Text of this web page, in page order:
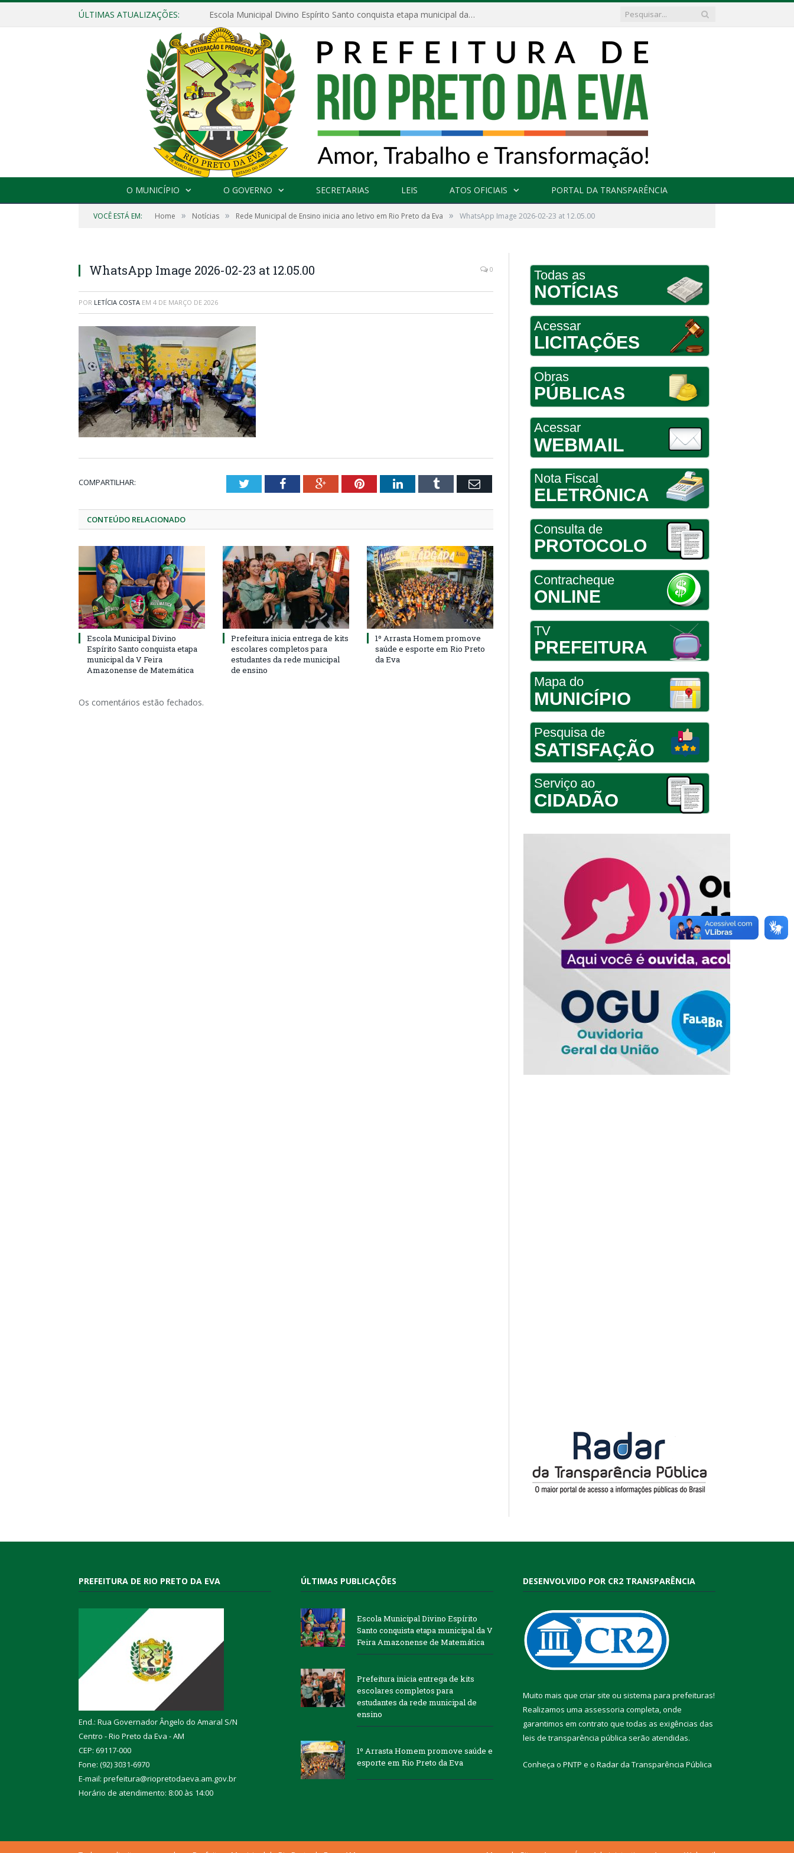
ÚLTIMAS ATUALIZAÇÕES: Escola Municipal Divino Espírito Santo conquista etapa municipal da V Feira Amazonense de Matemática
O MUNICÍPIO O GOVERNO SECRETARIAS LEIS ATOS OFICIAIS PORTAL DA TRANSPARÊNCIA
VOCÊ ESTÁ EM: Home » Notícias » Rede Municipal de Ensino inicia ano letivo em Rio Preto da Eva » WhatsApp Image 2026-02-23 at 12.05.00
WhatsApp Image 2026-02-23 at 12.05.00 0
POR LETÍCIA COSTA EM 4 DE MARÇO DE 2026
COMPARTILHAR: TwitterFacebookGoogle+PinterestLinkedInTumblr Email
CONTEÚDO RELACIONADO
Escola Municipal Divino
Espírito Santo conquista etapa
municipal da V Feira
Amazonense de Matemática
Prefeitura inicia entrega de kits
escolares completos para
estudantes da rede municipal
de ensino
1º Arrasta Homem promove
saúde e esporte em Rio Preto
da Eva
Os comentários estão fechados.
Todas as
NOTÍCIAS
Acessar
LICITAÇÕES
Obras
PÚBLICAS
Acessar
WEBMAIL
Nota Fiscal
ELETRÔNICA
Consulta de
PROTOCOLO
Contracheque
ONLINE
TV
PREFEITURA
Mapa do
MUNICÍPIO
Pesquisa de
SATISFAÇÃO
Serviço ao
CIDADÃO
PREFEITURA DE RIO PRETO DA EVA
End.: Rua Governador Ângelo do Amaral S/N
Centro - Rio Preto da Eva - AM
CEP: 69117-000
Fone: (92) 3031-6970
E-mail: prefeitura@riopretodaeva.am.gov.br
Horário de atendimento: 8:00 às 14:00
ÚLTIMAS PUBLICAÇÕES
Escola Municipal Divino Espírito
Santo conquista etapa municipal da V
Feira Amazonense de Matemática
Prefeitura inicia entrega de kits
escolares completos para
estudantes da rede municipal de
ensino
1º Arrasta Homem promove saúde e
esporte em Rio Preto da Eva
DESENVOLVIDO POR CR2 TRANSPARÊNCIA
Muito mais que criar site ou sistema para prefeituras!
Realizamos uma assessoria completa, onde
garantimos em contrato que todas as exigências das
leis de transparência pública serão atendidas.
Conheça o PNTP e o Radar da Transparência Pública